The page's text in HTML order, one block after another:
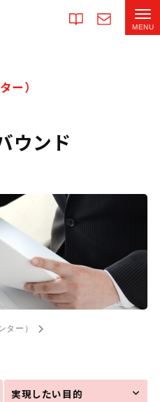
ー）
ウンド
ター）
実現したい目的